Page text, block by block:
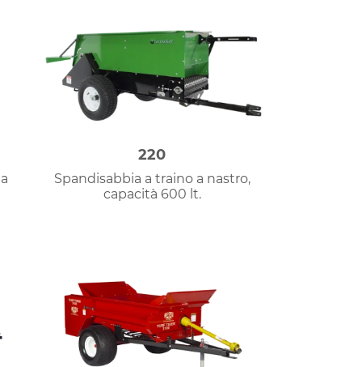
220
Spandisabbia a traino a nastro,
capacità 600 lt.